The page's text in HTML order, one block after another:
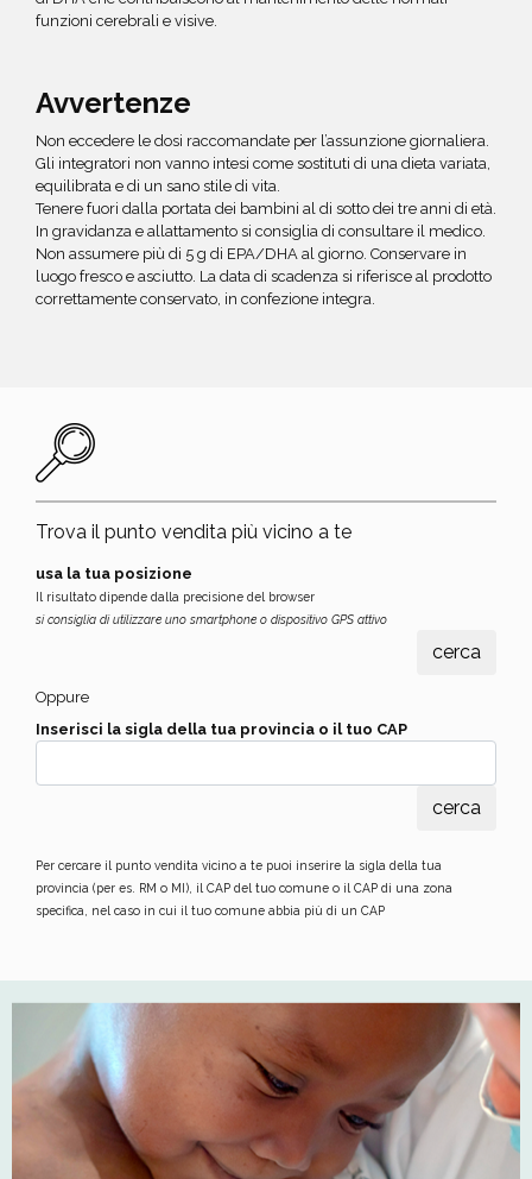
funzioni cerebrali e visive.
Avvertenze
Non eccedere le dosi raccomandate per l’assunzione giornaliera.
Gli integratori non vanno intesi come sostituti di una dieta variata,
equilibrata e di un sano stile di vita.
Tenere fuori dalla portata dei bambini al di sotto dei tre anni di età.
In gravidanza e allattamento si consiglia di consultare il medico.
Non assumere più di 5 g di EPA/DHA al giorno. Conservare in
luogo fresco e asciutto. La data di scadenza si riferisce al prodotto
correttamente conservato, in confezione integra.
Trova il punto vendita più vicino a te
usa la tua posizione
Il risultato dipende dalla precisione del browser
si consiglia di utilizzare uno smartphone o dispositivo GPS attivo
Oppure
Inserisci la sigla della tua provincia o il tuo CAP
Per cercare il punto vendita vicino a te puoi inserire la sigla della tua
provincia (per es. RM o MI), il CAP del tuo comune o il CAP di una zona
specifica, nel caso in cui il tuo comune abbia più di un CAP